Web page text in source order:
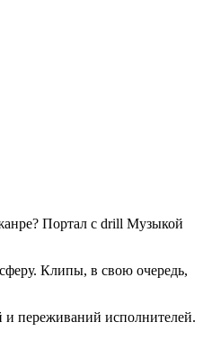
Портал с drill Музыкой
Клипы, в свою очередь,
и переживаний исполнителей.